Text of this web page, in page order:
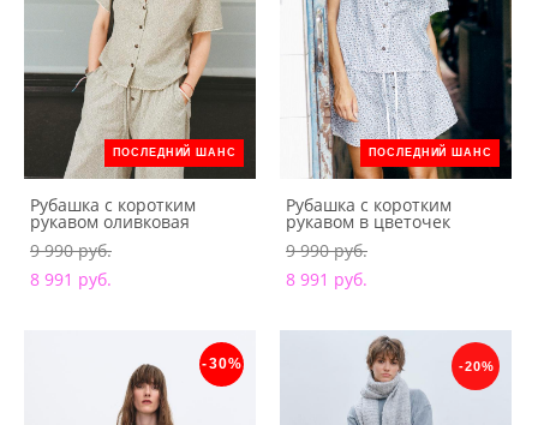
ПОСЛЕДНИЙ ШАНС
Рубашка с коротким
рукавом оливковая
9 990 pуб.
8 991 pуб.
ПОСЛЕДНИЙ ШАНС
Рубашка с коротким
рукавом в цветочек
9 990 pуб.
8 991 pуб.
-30% -20%